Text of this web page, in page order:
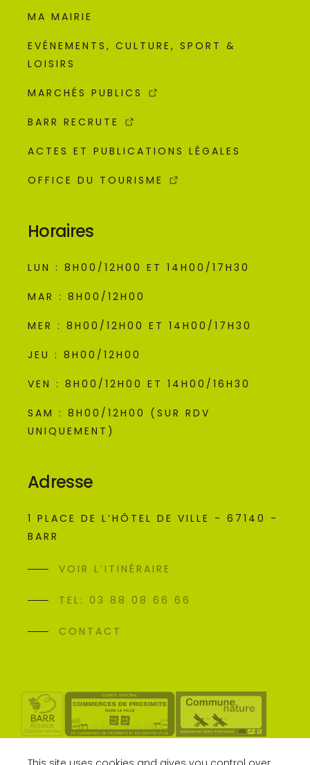
MA MAIRIE
EVÉNEMENTS, CULTURE, SPORT &
LOISIRS
MARCHÉS PUBLICS
BARR RECRUTE
ACTES ET PUBLICATIONS LÉGALES
OFFICE DU TOURISME
Horaires
LUN : 8H00/12H00 ET 14H00/17H30
MAR : 8H00/12H00
MER : 8H00/12H00 ET 14H00/17H30
JEU : 8H00/12H00
VEN : 8H00/12H00 ET 14H00/16H30
SAM : 8H00/12H00 (SUR RDV
UNIQUEMENT)
Adresse
1 PLACE DE L’HÔTEL DE VILLE - 67140 -
BARR
VOIR L’ITINÉRAIRE
TEL: 03 88 08 66 66
CONTACT